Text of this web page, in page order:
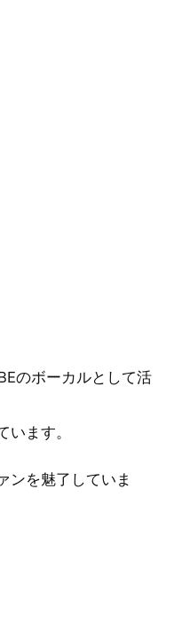
のボーカルとして活
ます。
ンを魅了していま